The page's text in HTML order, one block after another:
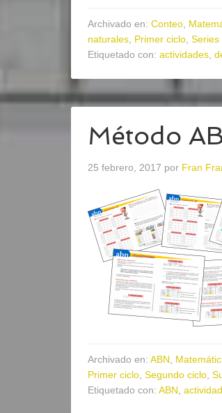
Archivado en: Conteo,
naturales, Primer ciclo, Series
Etiquetado con: actividades,
Método
25 febrero, 2017 por Fran
Archivado en: ABN,
Primer ciclo, Segundo ciclo,
Etiquetado con: ABN,